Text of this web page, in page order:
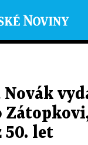
Novák
50. let